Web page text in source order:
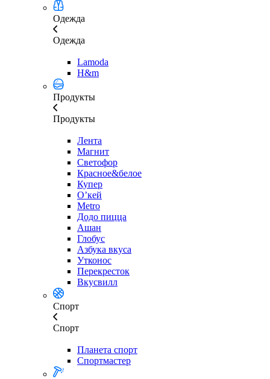
Одежда
Одежда
Lamoda
H&m
Продукты
Продукты
Лента
Магнит
Светофор
Красное&белое
Купер
О’кей
Metro
Додо пицца
Ашан
Глобус
Азбука вкуса
Утконос
Перекресток
Вкусвилл
Спорт
Спорт
Планета спорт
Спортмастер